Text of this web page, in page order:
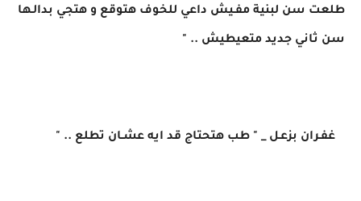
طلعت سن لبنية مفـيش داعي للخوف هتوقع و هتجي بدالـها
سن ثاني جديد متعيطيش .. "
غفـران بزعـل _ " طب هتحتاج قد ايه عشـان تطلع .. "